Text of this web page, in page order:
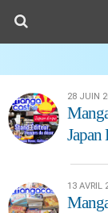
28 JUIN
Japan
13 AVRIL